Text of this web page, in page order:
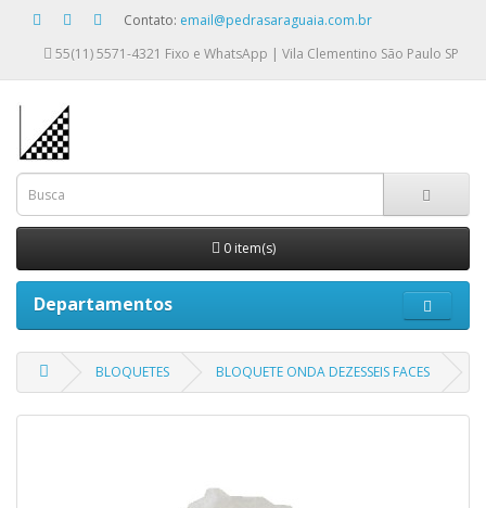
Contato: email@pedrasaraguaia.com.br
55(11) 5571-4321 Fixo e WhatsApp | Vila Clementino São Paulo SP
0 item(s)
Departamentos
BLOQUETES BLOQUETE ONDA DEZESSEIS FACES